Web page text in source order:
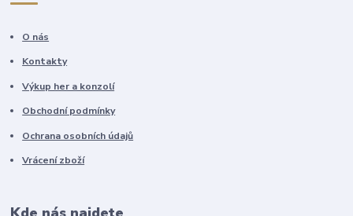
O nás
Kontakty
Výkup her a konzolí
Obchodní podmínky
Ochrana osobních údajů
Vrácení zboží